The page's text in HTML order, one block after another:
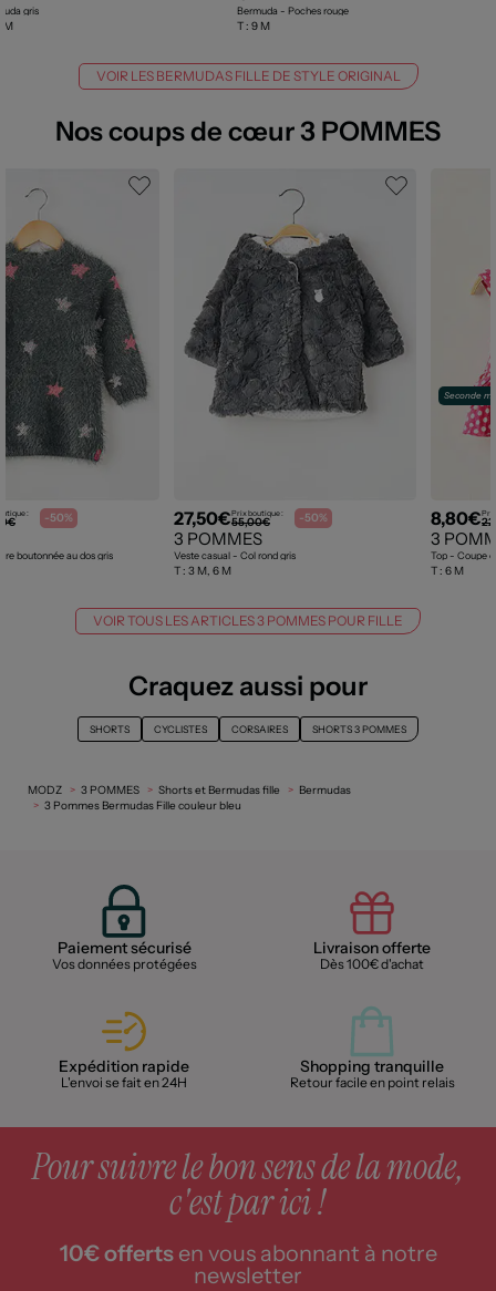
gris
M
Bermuda - Poches rouge
T : 9 M
VOIR LES BERMUDAS FILLE DE STYLE ORIGINAL
Nos coups de cœur 3 POMMES
: -50%
boutonnée au dos gris
27,50€Prix boutique :
55,00€ -50%
3 POMMES
Veste casual - Col rond gris
T : 3 M, 6 M
Seconde
8,80€
3
Top - Coupe
T : 6 M
VOIR TOUS LES ARTICLES 3 POMMES POUR FILLE
Craquez aussi pour
SHORTS CYCLISTES CORSAIRES SHORTS 3 POMMES
MODZ 3 POMMES Shorts et Bermudas fille
Bermudas
3 Pommes Bermudas Fille couleur bleu
Paiement sécurisé
Vos données protégées
Livraison offerte
Dès 100€ d'achat
Expédition rapide
L'envoi se fait en 24H
Shopping tranquille
Retour facile en point relais
Pour suivre le bon sens de la mode,
c'est par ici !
10€ offertsen vous abonnant à notre
newsletter